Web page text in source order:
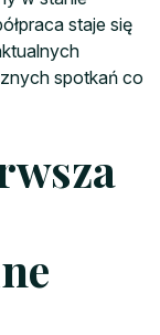
staje się
spotkań co